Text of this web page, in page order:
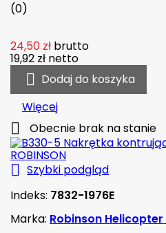
(0)
24,50 zł brutto
19,92 zł netto
 Dodaj do koszyka
Więcej
 Obecnie brak na stanie
 Szybki podgląd
Indeks: 7832-1976E
Marka: Robinson